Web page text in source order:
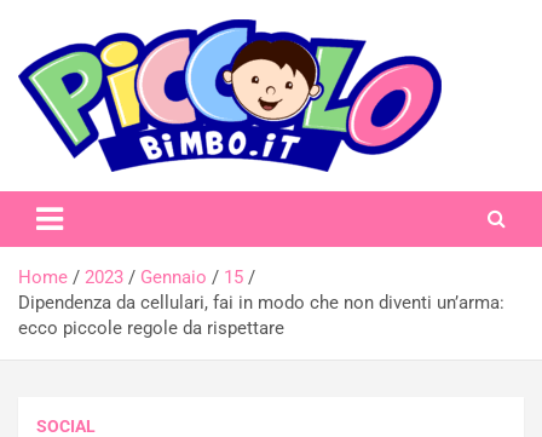
content
piccolobimbo.it
Home 2023 Gennaio
15
Dipendenza da cellulari, fai in modo che non diventi un’arma:
ecco piccole regole da rispettare
SOCIAL